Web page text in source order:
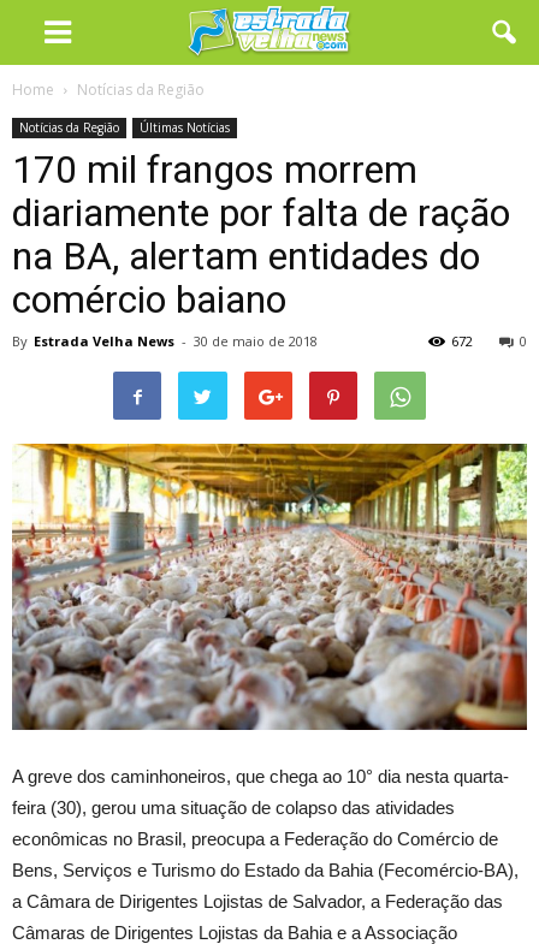
Home Notícias da Região
Notícias da Região Últimas Notícias
170 mil frangos morrem
diariamente por falta de ração
na BA, alertam entidades do
comércio baiano
By Estrada Velha News - 30 de maio de 2018 0
672
A greve dos caminhoneiros, que chega ao 10° dia nesta quarta-
feira (30), gerou uma situação de colapso das atividades
econômicas no Brasil, preocupa a Federação do Comércio de
Bens, Serviços e Turismo do Estado da Bahia (Fecomércio-BA),
a Câmara de Dirigentes Lojistas de Salvador, a Federação das
Câmaras de Dirigentes Lojistas da Bahia e a Associação